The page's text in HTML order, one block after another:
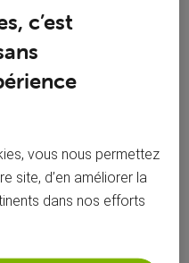
c’est
vous nous permettez
site, d’en améliorer la
dans nos efforts